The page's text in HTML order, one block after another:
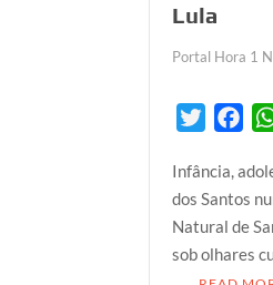
Lula
Portal Hora 1
i
t
t
e
c
e
b
o
Infância,
dos Santos
Natural de
sob olhares